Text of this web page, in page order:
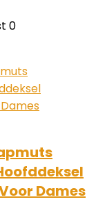
0
Dames